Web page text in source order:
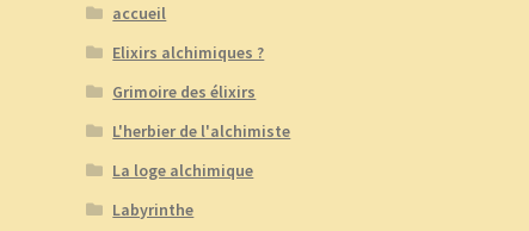
accueil
Elixirs alchimiques ?
Grimoire des élixirs
L'herbier de l'alchimiste
La loge alchimique
Labyrinthe